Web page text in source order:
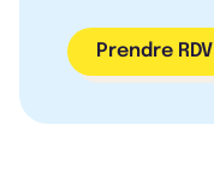
Prendre RDV